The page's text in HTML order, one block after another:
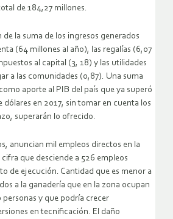
de 184,27 millones.
de la suma de los ingresos generados
(64 millones al año), las regalías (6,07
al capital (3, 18) y las utilidades
a las comunidades (0,87). Una suma
aporte al PIB del país que ya superó
dólares en 2017, sin tomar en cuenta los
superarán lo ofrecido.
anuncian mil empleos directos en la
que desciende a 526 empleos
de ejecución. Cantidad que es menor a
a la ganadería que en la zona ocupan
personas y que podría crecer
en tecnificación. El daño